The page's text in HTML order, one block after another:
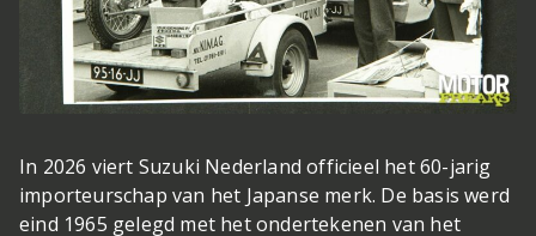
In 2026 viert Suzuki Nederland officieel het 60-jarig
importeurschap van het Japanse merk. De basis werd
eind 1965 gelegd met het ondertekenen van het